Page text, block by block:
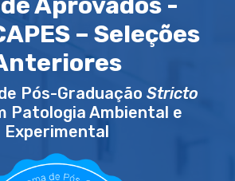
– Seleções
Pós-Graduação Stricto
Patologia Ambiental e
Experimental